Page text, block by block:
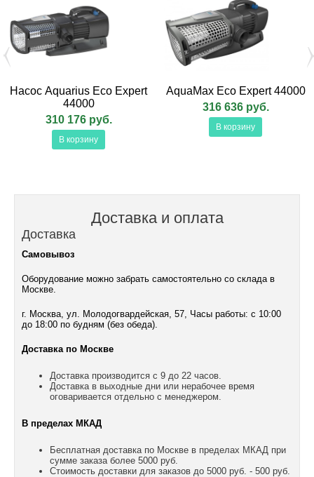
Насос Aquarius Eco Expert
44000
310 176 руб.
В корзину
AquaMax Eco Expert 44000
316 636 руб.
В корзину
Доставка и оплата
Доставка
Самовывоз
Оборудование можно забрать самостоятельно со склада в
Москве.
г. Москва, ул. Молодогвардейская, 57, Часы работы: с 10:00
до 18:00 по будням (без обеда).
Доставка по Москве
Доставка производится с 9 до 22 часов.
Доставка в выходные дни или нерабочее время
оговаривается отдельно с менеджером.
В пределах МКАД
Бесплатная доставка по Москве в пределах МКАД при
сумме заказа более 5000 руб.
Стоимость доставки для заказов до 5000 руб. - 500 руб.